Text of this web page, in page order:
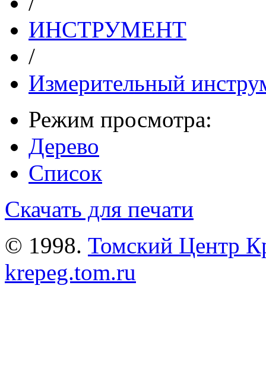
ИНСТРУМЕНТ
/
Измерительный
Режим просмотра:
Дерево
Список
Скачать для печати
© 1998. Томский Центр
krepeg.tom.ru